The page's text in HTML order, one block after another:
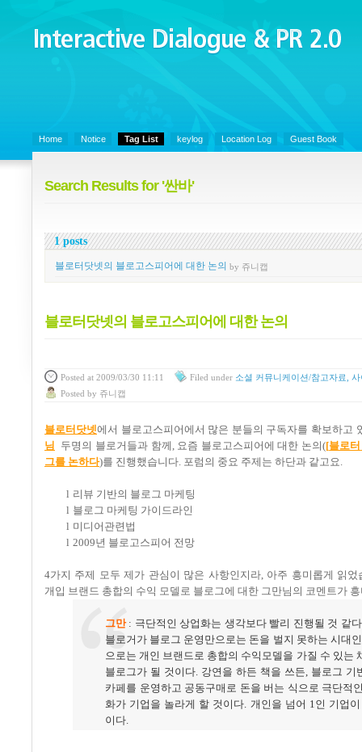
Interactive Dialogue &
PR 2.0
Home Notice Tag List keylog Location Log Guest Book
Search Results for '싼바'
1 posts
블로터닷넷의 블로고스피어에 대한 논의 by 쥬니캡
블로터닷넷의 블로고스피어에 대한 논의
Posted at 2009/03/30 11:11 Filed under 소셜 커뮤니케이션/참고자료,
Posted by 쥬니캡
블로터닷넷에서 블로고스피어에서 많은 분들의 구독자를 확보하고
님
두명의 블로거들과 함께 , 요즘 블로고스피어에 대한 논의([블로터
그를 논하다)를 진행했습니다. 포럼의 중요 주제는 하단과 같고요.
l 리뷰 기반의 블로그 마케팅
l 블로그 마케팅 가이드라인
l 미디어관련법
l 2009년 블로고스피어 전망
4가지 주제 모두 제가 관심이 많은 사항인지라, 아주 흥미롭게 읽었
개입 브랜드 총합의 수익 모델로 블로그에 대한 그만님의 코멘트가
그만: 극단적인 상업화는 생각보다 빨리 진행될 것 같다
블로거가 블로그 운영만으로는 돈을 벌지 못하는 시대
으로는 개인 브랜드로 총합의 수익모델을 가질 수 있는
블로그가 될 것이다 강연을 하든 책을 쓰든 블로그 기
카페를 운영하고 공동구매로 돈을 버는 식으로 극단적
화가 기업을 놀라게 할 것이다 개인을 넘어 1 인 기업
이다